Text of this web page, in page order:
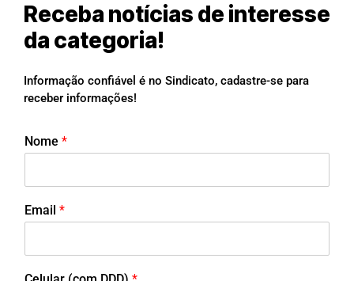
Receba notícias de interesse
da categoria!
Informação confiável é no Sindicato, cadastre-se para
receber informações!
Nome *
Email *